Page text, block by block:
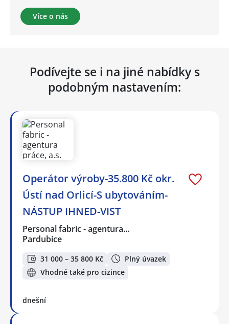
Více o nás
Podívejte se i na jiné nabídky s
podobným nastavením:
Operátor výroby-35.800 Kč okr.
Ústí nad Orlicí-S ubytováním-
NÁSTUP IHNED-VIST
Personal fabric - agentura…
Pardubice
31 000 – 35 800 Kč
Plný úvazek
Vhodné také pro cizince
dnešní